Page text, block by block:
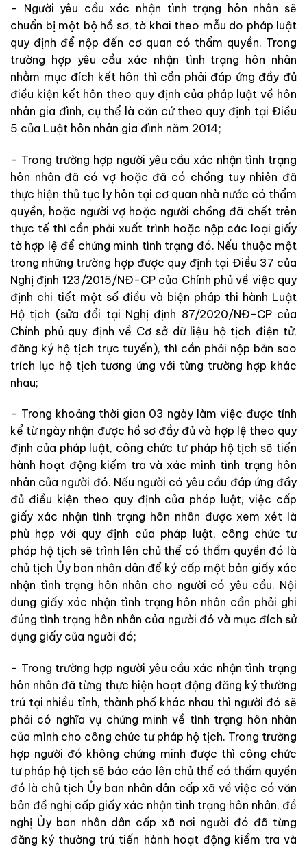
– Người yêu cầu xác nhận tình trạng hôn nhân sẽ
chuẩn bị một bộ hồ sơ, tờ khai theo mẫu do pháp luật
quy định để nộp đến cơ quan có thẩm quyền. Trong
trường hợp yêu cầu xác nhận tình trạng hôn nhân
nhằm mục đích kết hôn thì cần phải đáp ứng đầy đủ
điều kiện kết hôn theo quy định của pháp luật về hôn
nhân gia đình, cụ thể là căn cứ theo quy định tại Điều
5 của Luật hôn nhân gia đình năm 2014;
– Trong trường hợp người yêu cầu xác nhận tình trạng
hôn nhân đã có vợ hoặc đã có chồng tuy nhiên đã
thực hiện thủ tục ly hôn tại cơ quan nhà nước có thẩm
quyền, hoặc người vợ hoặc người chồng đã chết trên
thực tế thì cần phải xuất trình hoặc nộp các loại giấy
tờ hợp lệ để chứng minh tình trạng đó. Nếu thuộc một
trong những trường hợp được quy định tại Điều 37 của
Nghị định 123/2015/NĐ-CP của Chính phủ về việc quy
định chi tiết một số điều và biện pháp thi hành Luật
Hộ tịch (sửa đổi tại Nghị định 87/2020/NĐ-CP của
Chính phủ quy định về Cơ sở dữ liệu hộ tịch điện tử,
đăng ký hộ tịch trực tuyến), thì cần phải nộp bản sao
trích lục hộ tịch tương ứng với từng trường hợp khác
nhau;
– Trong khoảng thời gian 03 ngày làm việc được tính
kể từ ngày nhận được hồ sơ đầy đủ và hợp lệ theo quy
định của pháp luật, công chức tư pháp hộ tịch sẽ tiến
hành hoạt động kiểm tra và xác minh tình trạng hôn
nhân của người đó. Nếu người có yêu cầu đáp ứng đầy
đủ điều kiện theo quy định của pháp luật, việc cấp
giấy xác nhận tình trạng hôn nhân được xem xét là
phù hợp với quy định của pháp luật, công chức tư
pháp hộ tịch sẽ trình lên chủ thể có thẩm quyền đó là
chủ tịch Ủy ban nhân dân để ký cấp một bản giấy xác
nhận tình trạng hôn nhân cho người có yêu cầu. Nội
dung giấy xác nhận tình trạng hôn nhân cần phải ghi
đúng tình trạng hôn nhân của người đó và mục đích sử
dụng giấy của người đó;
– Trong trường hợp người yêu cầu xác nhận tình trạng
hôn nhân đã từng thực hiện hoạt động đăng ký thường
trú tại nhiều tỉnh, thành phố khác nhau thì người đó sẽ
phải có nghĩa vụ chứng minh về tình trạng hôn nhân
của mình cho công chức tư pháp hộ tịch. Trong trường
hợp người đó không chứng minh được thì công chức
tư pháp hộ tịch sẽ báo cáo lên chủ thể có thẩm quyền
đó là chủ tịch Ủy ban nhân dân cấp xã về việc có văn
bản đề nghị cấp giấy xác nhận tình trạng hôn nhân, đề
nghị Ủy ban nhân dân cấp xã nơi người đó đã từng
đăng ký thường trú tiến hành hoạt động kiểm tra và